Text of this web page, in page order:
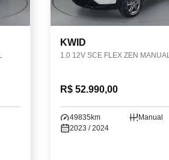
KWID
1.0 12V SCE FLEX ZEN
R$ 52.990,00
49835km
Manual
2023 / 2024